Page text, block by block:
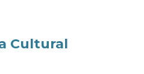
Cultural